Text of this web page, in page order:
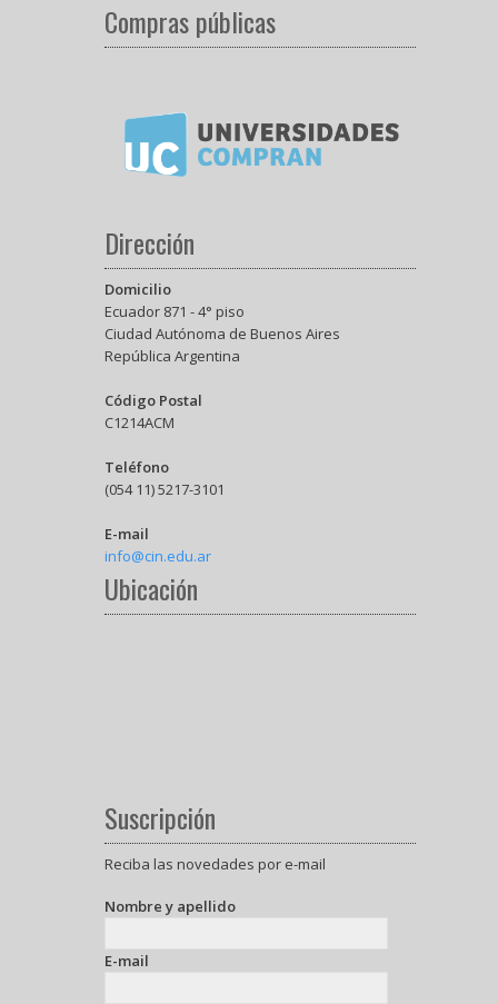
Compras públicas
Dirección
Domicilio
Ecuador 871 - 4° piso
Ciudad Autónoma de Buenos Aires
República Argentina
Código Postal
C1214ACM
Teléfono
(054 11) 5217-3101
E-mail
info@cin.edu.ar
Ubicación
Suscripción
Reciba las novedades por e-mail
Nombre y apellido
E-mail